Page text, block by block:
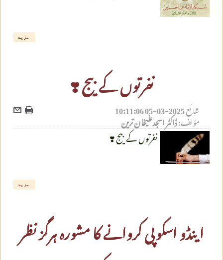
مزید
نفرتوں کے بیج ❣️
شائع2025-03-05 10:11:06
مؤلف:ڈاکٹر اسجدعلیخان ترین
نفرتوں کے بیج ❣️
مزید
اینڈو اسکوپی کروانے کا مشورہ ہرگز نظر